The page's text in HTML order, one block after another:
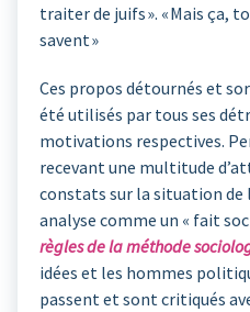
traiter de juifs ». « Mais ça,
savent »
Ces propos détournés et
été utilisés par tous ses
motivations respectives.
recevant une multitude
constats sur la situation de
analyse comme un « fait
règles de la méthode
idées et les hommes
passent et sont critiqués